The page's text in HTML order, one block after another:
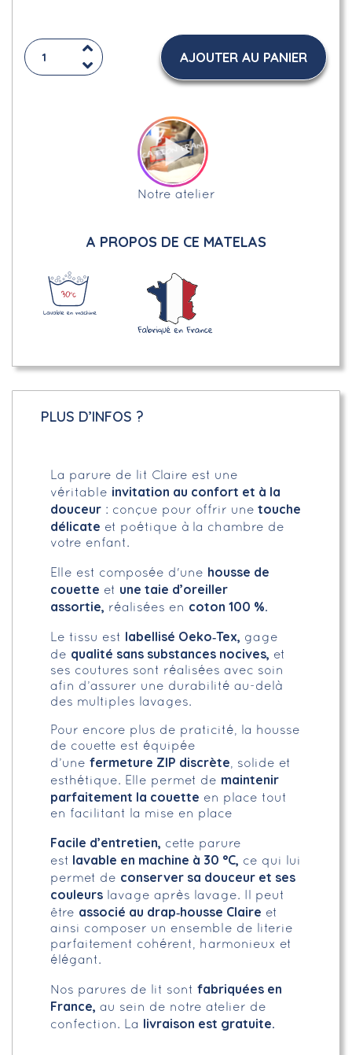
AJOUTER AU PANIER
Notre atelier
A PROPOS DE CE MATELAS
PLUS D’INFOS ?
La parure de lit Claire est une
véritable invitation au confort et à la
douceur : conçue pour offrir une touche
délicate et poétique à la chambre de
votre enfant.
Elle est composée d'une housse de
couette et une taie d’oreiller
assortie, réalisées en coton 100 %.
Le tissu est labellisé Oeko‑Tex, gage
de qualité sans substances nocives, et
ses coutures sont réalisées avec soin
afin d’assurer une durabilité au-delà
des multiples lavages.
Pour encore plus de praticité, la housse
de couette est équipée
d’une fermeture ZIP discrète , solide et
esthétique. Elle permet de maintenir
parfaitement la couette en place tout
en facilitant la mise en place
Facile d’entretien, cette parure
est lavable en machine à 30 °C, ce qui lui
permet de conserver sa douceur et ses
couleurs lavage après lavage. Il peut
être associé au drap‑housse Claire et
ainsi composer un ensemble de literie
parfaitement cohérent, harmonieux et
élégant.
Nos parures de lit sont fabriquées en
France, au sein de notre atelier de
confection. La livraison est gratuite.